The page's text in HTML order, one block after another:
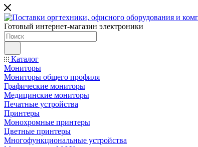
Готовый интернет-магазин электроники
Каталог
Мониторы
Мониторы общего профиля
Графические мониторы
Медицинские мониторы
Печатные устройства
Принтеры
Моноxромныe принтеры
Цвeтныe принтеры
Многофункциональные устройства